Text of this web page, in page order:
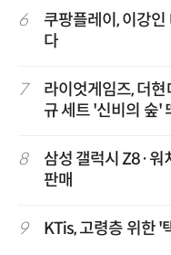
6
쿠팡플레이, 이강
다
7
라이엇게임즈, 더
규 세트 '신비의 숲'
8
삼성 갤럭시 Z8·
판매
9 KTis, 고령층 위한 '